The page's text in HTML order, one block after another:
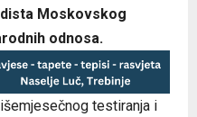
Moskovskog
odnosa.
testiranja i